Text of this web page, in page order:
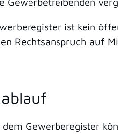
ist kein
Rechtsanspruch auf
Gewerberegister